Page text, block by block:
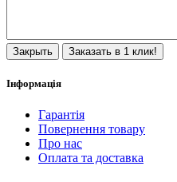
Закрыть Заказать в 1 клик!
Інформація
Гарантія
Повернення товару
Про нас
Оплата та доставка